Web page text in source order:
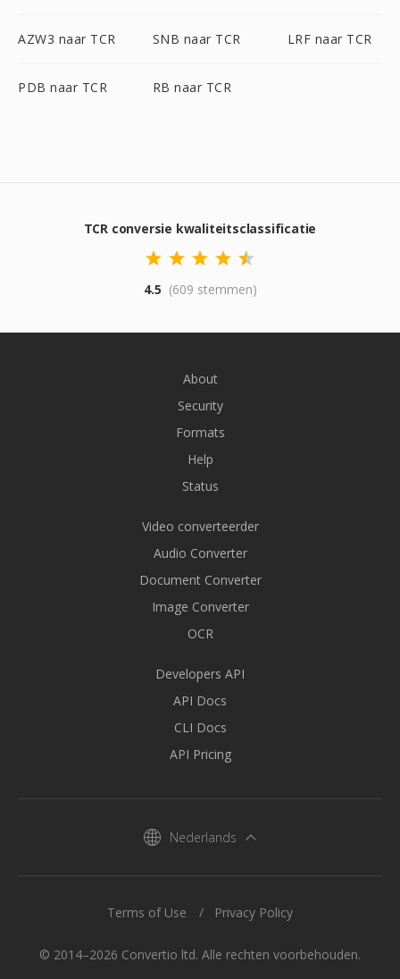
AZW3 naar TCR SNB naar TCR LRF naar TCR
PDB naar TCR RB naar TCR
TCR conversie kwaliteitsclassificatie
4.5 (609 stemmen)
About
Security
Formats
Help
Status
Video converteerder
Audio Converter
Document Converter
Image Converter
OCR
Developers API
API Docs
CLI Docs
API Pricing
Nederlands
© 2014–2026 Convertio ltd. Alle rechten voorbehouden.
Terms of Use Privacy Policy